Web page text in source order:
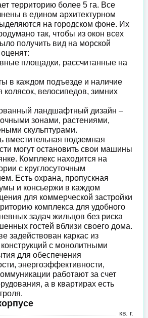
территорию более 5 га. Все
в едином архитектурном
на городском фоне. Их
так, чтобы из окон всех
получить вид на морской
площадки, рассчитанные на
в каждом подъезде и наличие
колясок, велосипедов, зимних
ландшафтный дизайн –
зонами, растениями,
скульптурами.
вместительная подземная
могут остановить свои машины
Комплекс находится на
с круглосуточным
Есть охрана, пропускная
и консьержи в каждом
для коммерческой застройки
комплекса для удобного
задач жильцов без риска
гостей вблизи своего дома.
задействован каркас из
с монолитными
для обеспечения
энергоэффективности,
работают за счет
а в квартирах есть
кв. г.